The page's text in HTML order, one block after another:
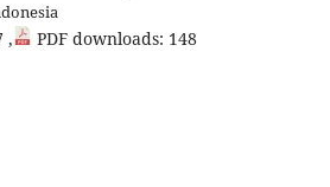
, PDF downloads: 148